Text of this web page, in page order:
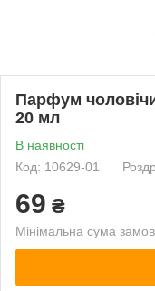
Парфум
20 мл
В наявності
Код: 10629-01
69 ₴
Мінімальна сума